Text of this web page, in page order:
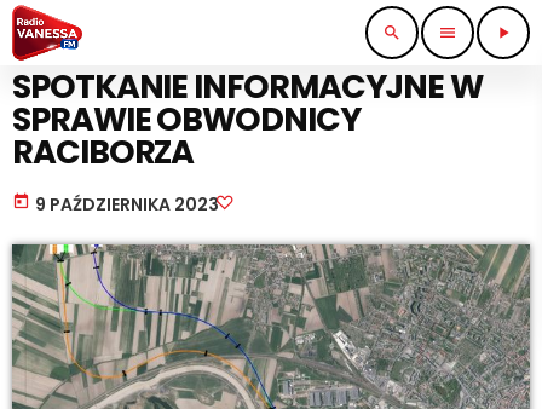
search menu play_arrow
KOMUNIKACJA I TRANSPORT
SPOTKANIE INFORMACYJNE W
SPRAWIE OBWODNICY
RACIBORZA
today 9 PAŹDZIERNIKA 2023